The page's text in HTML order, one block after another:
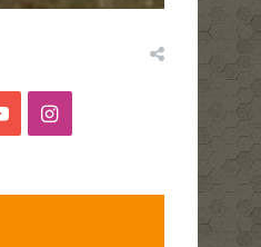
YouTubeInstagram